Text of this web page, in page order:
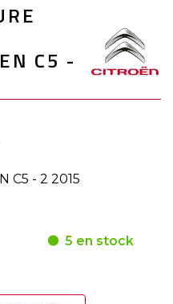
C5 -
C5 - 2 2015
5 en stock